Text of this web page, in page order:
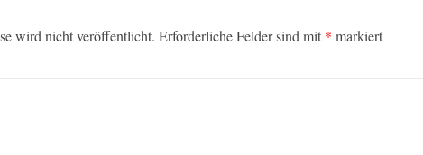
wird nicht veröffentlicht. Erforderliche Felder sind mit * markiert